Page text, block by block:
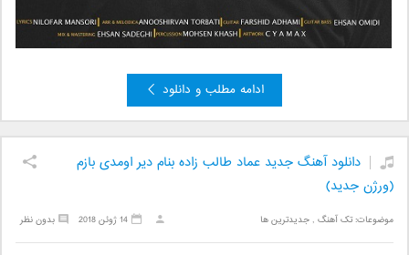
ادامه مطلب و دانلود
دانلود آهنگ جدید عماد طالب زاده بنام دیر اومدی بازم
(ورژن جدید)
موضوعات:تک آهنگ ,جدیدترین ها بدون نظر 14 ژوئن 2018